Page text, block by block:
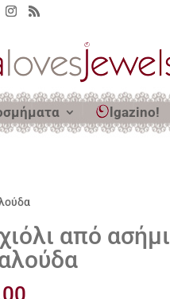
lgazino!
από ασήμι